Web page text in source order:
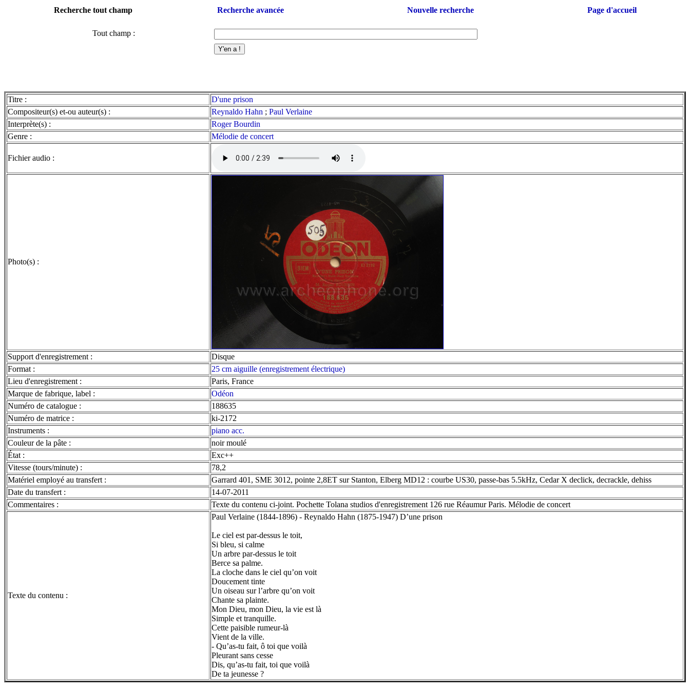
Recherche tout champ Recherche avancée Nouvelle recherche Page d'accueil
Tout champ :
Titre :
D'une prison
Compositeur(s) et-ou auteur(s) :
Reynaldo Hahn ; Paul Verlaine
Interprète(s) :
Roger Bourdin
Genre :
Mélodie de concert
Fichier audio :
Photo(s) :
Support d'enregistrement :
Disque
Format :
25 cm aiguille (enregistrement électrique)
Lieu d'enregistrement :
Paris, France
Marque de fabrique, label :
Odéon
Numéro de catalogue :
188635
Numéro de matrice :
ki-2172
Instruments :
piano acc.
Couleur de la pâte :
noir moulé
État :
Exc++
Vitesse (tours/minute) :
78,2
Matériel employé au transfert :
Garrard 401, SME 3012, pointe 2,8ET sur Stanton, Elberg MD12 : courbe US30, passe-bas 5.5kHz, Cedar X declick, decrackle, dehiss
Date du transfert :
14-07-2011
Commentaires :
Texte du contenu ci-joint. Pochette Tolana studios d'enregistrement 126 rue Réaumur Paris. Mélodie de concert
Texte du contenu :
Paul Verlaine (1844-1896) - Reynaldo Hahn (1875-1947) D’une prison
Le ciel est par-dessus le toit,
Si bleu, si calme
Un arbre par-dessus le toit
Berce sa palme.
La cloche dans le ciel qu’on voit
Doucement tinte
Un oiseau sur l’arbre qu’on voit
Chante sa plainte.
Mon Dieu, mon Dieu, la vie est là
Simple et tranquille.
Cette paisible rumeur-là
Vient de la ville.
- Qu’as-tu fait, ô toi que voilà
Pleurant sans cesse
Dis, qu’as-tu fait, toi que voilà
De ta jeunesse ?